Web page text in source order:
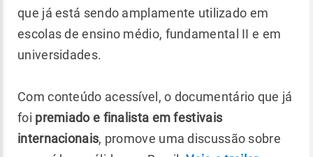
que já está sendo amplamente utilizado em
escolas de ensino médio, fundamental II e em
universidades.
Com conteúdo acessível, o documentário que já
foi premiado e finalista em festivais
internacionais, promove uma discussão sobre